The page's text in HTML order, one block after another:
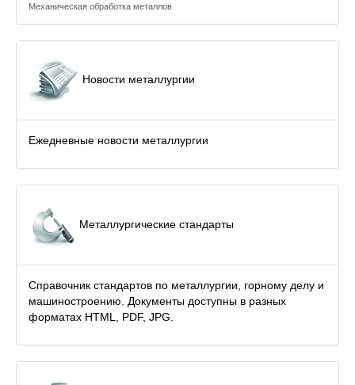
Механическая обработка металлов
Новости металлургии
Ежедневные новости металлургии
Металлургические стандарты
Справочник стандартов по металлургии, горному делу и
машиностроению. Документы доступны в разных
форматах HTML, PDF, JPG.